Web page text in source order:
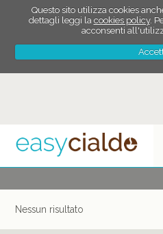
Questo sito utilizza cookies
dettagli leggi la cookies policy.
acconsenti
Nessun risultato